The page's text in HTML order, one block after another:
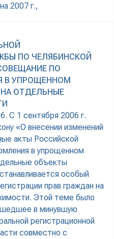
2007 г.,
ПО ЧЕЛЯБИНСКОЙ
ПО
В УПРОЩЕННОМ
ОТДЕЛЬНЫЕ
С 1 сентября 2006 г.
«О внесении изменений
акты Российской
в упрощенном
объекты
особый
прав граждан на
Этой теме было
в минувшую
регистрационной
совместно с